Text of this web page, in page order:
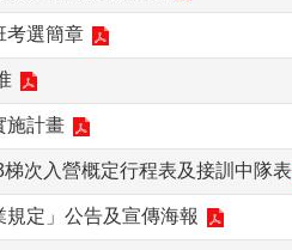
考選簡章
施計畫
次入營概定行程表及接訓中隊表
規定」公告及宣傳海報